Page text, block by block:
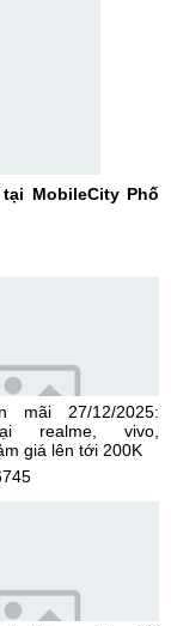
MobileCity Phố
mãi 27/12/2025:
realme, vivo,
giá lên tới 200K